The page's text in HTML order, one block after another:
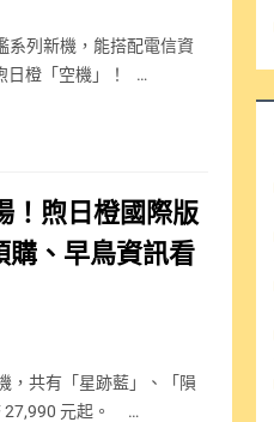
系列新機，能搭配電信資
日橙「空機」！ …
！煦日橙國際版
、早鳥資訊看
，共有「星跡藍」、「隕
27,990 元起。 …